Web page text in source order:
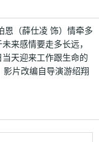
恩（薛仕凌 饰）情牵多
来感情要走多长远，
天迎来工作跟生命的
片改编自导演游绍翔